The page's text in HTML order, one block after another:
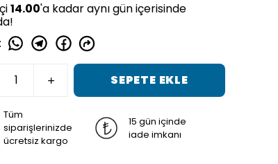
14.00'a kadar aynı gün içerisinde
:
SEPETE EKLE
Tüm
siparişlerinizde
ücretsiz kargo
15 gün içinde
iade imkanı